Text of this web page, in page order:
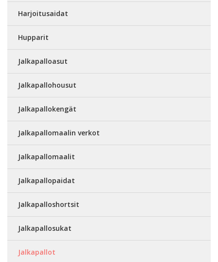
Harjoitusaidat
Hupparit
Jalkapalloasut
Jalkapallohousut
Jalkapallokengät
Jalkapallomaalin verkot
Jalkapallomaalit
Jalkapallopaidat
Jalkapalloshortsit
Jalkapallosukat
Jalkapallot